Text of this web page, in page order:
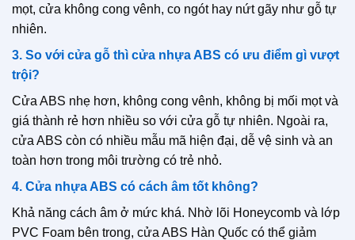
mọt, cửa không cong vênh, co ngót hay nứt gãy như gỗ tự
nhiên.
3. So với cửa gỗ thì cửa nhựa ABS có ưu điểm gì vượt
trội?
Cửa ABS nhẹ hơn, không cong vênh, không bị mối mọt và
giá thành rẻ hơn nhiều so với cửa gỗ tự nhiên. Ngoài ra,
cửa ABS còn có nhiều mẫu mã hiện đại, dễ vệ sinh và an
toàn hơn trong môi trường có trẻ nhỏ.
4. Cửa nhựa ABS có cách âm tốt không?
Khả năng cách âm ở mức khá. Nhờ lõi Honeycomb và lớp
PVC Foam bên trong, cửa ABS Hàn Quốc có thể giảm